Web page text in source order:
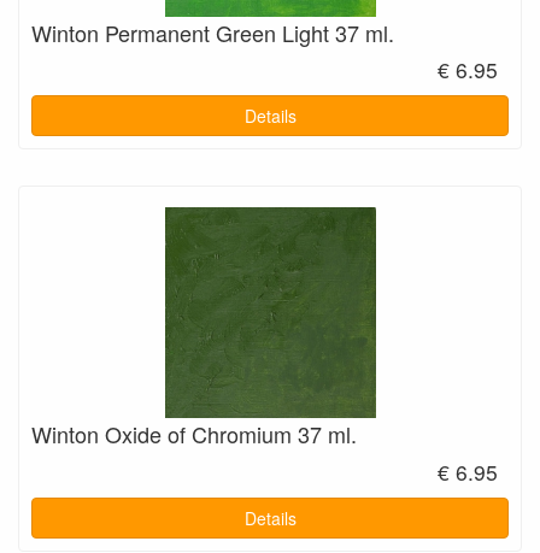
Winton Permanent Green Light 37 ml.
€ 6.95
Details
Winton Oxide of Chromium 37 ml.
€ 6.95
Details